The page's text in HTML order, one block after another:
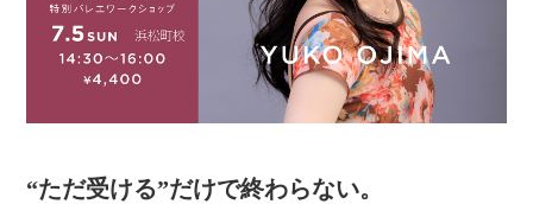
“ただ受ける”だけで終わらない。